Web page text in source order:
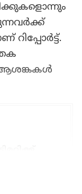
റിപ്പോർട്ട്.